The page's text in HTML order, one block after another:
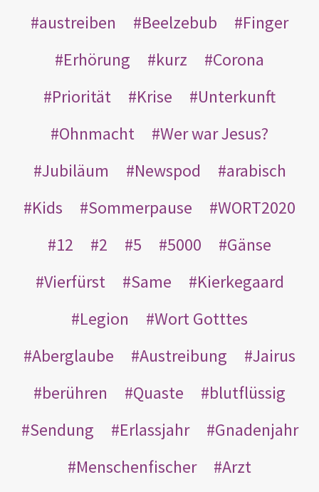
austreiben
Beelzebub
Finger
Erhörung
kurz
Corona
Priorität
Krise
Unterkunft
Ohnmacht
Wer war Jesus?
Jubiläum
Newspod
arabisch
Kids
Sommerpause
WORT2020
12
2 5 5000
Gänse
Vierfürst
Same
Kierkegaard
Legion
Wort Gotttes
Aberglaube
Austreibung
Jairus
berühren
Quaste
blutflüssig
Sendung
Erlassjahr
Gnadenjahr
Menschenfischer
Arzt